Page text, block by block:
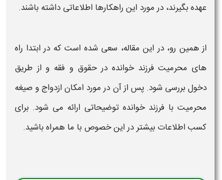
عهده بگیرند، در مورد این راهکارها اطلاعاتی داشته باشند.
از همین رو، در این مقاله، سعی شده است که در ابتدا راه
های محرمیت فرزند خوانده در حقوق و فقه و از طریق
دخول بررسی شود. پس از آن در مورد امکان ازدواج و صیغه
محرمیت با فرزند خوانده توضیحاتی ارائه می شود. برای
کسب اطلاعات بیشتر در این خصوص با ما همراه باشید.